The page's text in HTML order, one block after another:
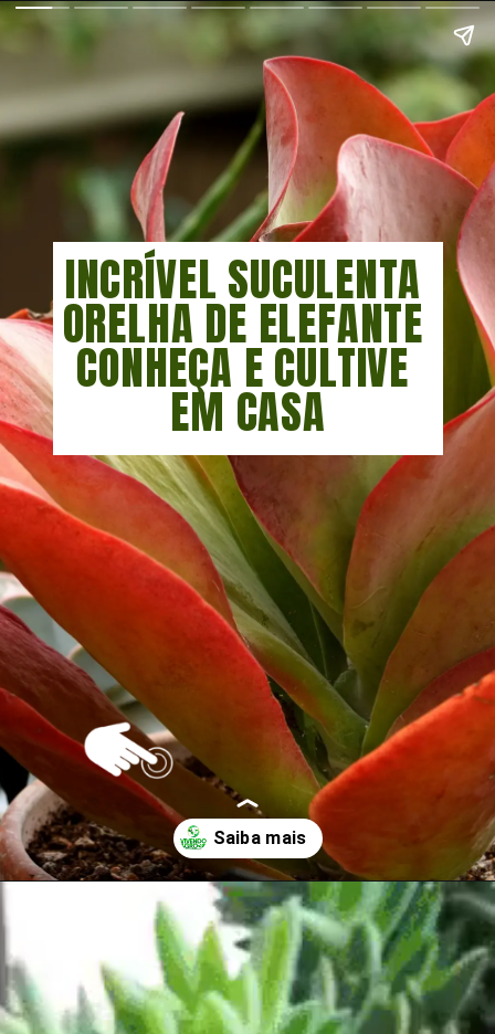
INCRÍVEL SUCULENTA
ORELHA DE ELEFANTE
CONHEÇA E CULTIVE
EM CASA
https://vivendoagro.com.br/suculenta-orelha-de-elefante-sao-perfeitas-para-decoracoes.html